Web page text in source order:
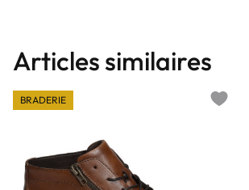
Articles similaires
BRADERIE